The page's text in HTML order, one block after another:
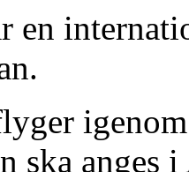
en
ska